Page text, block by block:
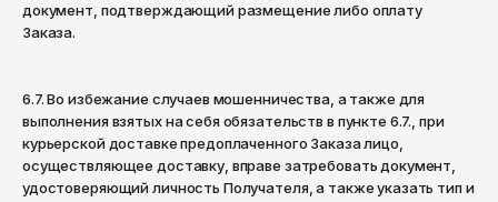
документ, подтверждающий размещение либо оплату
Заказа.
6.7. Во избежание случаев мошенничества, а также для
выполнения взятых на себя обязательств в пункте 6.7., при
курьерской доставке предоплаченного Заказа лицо,
осуществляющее доставку, вправе затребовать документ,
удостоверяющий личность Получателя, а также указать тип и